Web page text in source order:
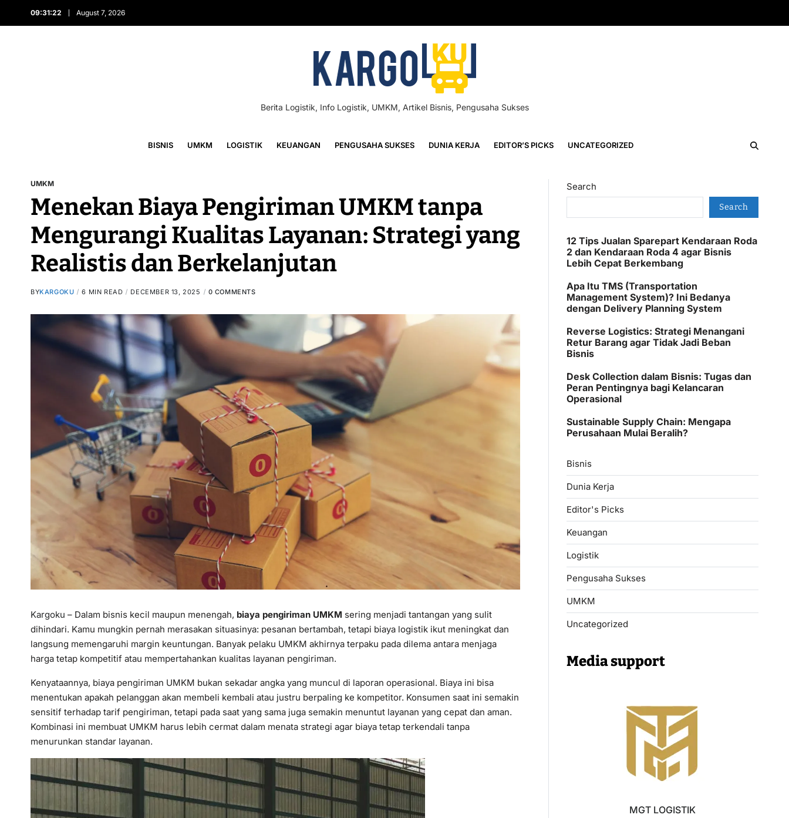
09:31:23 August 7, 2026
Berita Logistik, Info Logistik, UMKM, Artikel Bisnis, Pengusaha Sukses
BISNIS UMKM LOGISTIK KEUANGAN PENGUSAHA SUKSES DUNIA KERJA EDITOR’S PICKS UNCATEGORIZED
UMKM
Menekan Biaya Pengiriman UMKM tanpa
Mengurangi Kualitas Layanan: Strategi yang
Realistis dan Berkelanjutan
BYKARGOKU 6 MIN READ DECEMBER 13, 2025 0 COMMENTS
Kargoku – Dalam bisnis kecil maupun menengah, biaya pengiriman UMKM sering menjadi tantangan yang sulit
dihindari. Kamu mungkin pernah merasakan situasinya: pesanan bertambah, tetapi biaya logistik ikut meningkat dan
langsung memengaruhi margin keuntungan. Banyak pelaku UMKM akhirnya terpaku pada dilema antara menjaga
harga tetap kompetitif atau mempertahankan kualitas layanan pengiriman.
Kenyataannya, biaya pengiriman UMKM bukan sekadar angka yang muncul di laporan operasional. Biaya ini bisa
menentukan apakah pelanggan akan membeli kembali atau justru berpaling ke kompetitor. Konsumen saat ini semakin
sensitif terhadap tarif pengiriman, tetapi pada saat yang sama juga semakin menuntut layanan yang cepat dan aman.
Kombinasi ini membuat UMKM harus lebih cermat dalam menata strategi agar biaya tetap terkendali tanpa
menurunkan standar layanan.
Search
Search
12 Tips Jualan Sparepart Kendaraan Roda
2 dan Kendaraan Roda 4 agar Bisnis
Lebih Cepat Berkembang
Apa Itu TMS (Transportation
Management System)? Ini Bedanya
dengan Delivery Planning System
Reverse Logistics: Strategi Menangani
Retur Barang agar Tidak Jadi Beban
Bisnis
Desk Collection dalam Bisnis: Tugas dan
Peran Pentingnya bagi Kelancaran
Operasional
Sustainable Supply Chain: Mengapa
Perusahaan Mulai Beralih?
Bisnis
Dunia Kerja
Editor's Picks
Keuangan
Logistik
Pengusaha Sukses
UMKM
Uncategorized
Media support
MGT LOGISTIK